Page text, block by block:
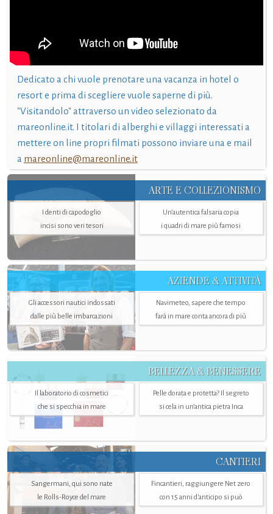
Dedicato a chi vuole prenotare una vacanza in hotel o
resort e prima di scegliere vuole saperne di più.
"Visitandolo" attraverso un video selezionato da
mareonline.it. I titolari di alberghi e villaggi interessati a
mettere on line propri filmati possono inviare una e mail
a mareonline@mareonline.it
ARTE E COLLEZIONISMO
I denti di capodoglio
incisi sono veri tesori
Un’autentica falsaria copia
i quadri di mare più famosi
AZIENDE & ATTIVITÀ
Gli accessori nautici indossati
dalle più belle imbarcazioni
Navimeteo, sapere che tempo
farà in mare conta ancora di più
BELLEZZA & BENESSERE
Il laboratorio di cosmetici
che si specchia in mare
Pelle dorata e protetta? Il segreto
si cela in un’antica pietra Inca
CANTIERI
Sangermani, qui sono nate
le Rolls-Royce del mare
Fincantieri, raggiungere Net zero
con 15 anni d'anticipo si può